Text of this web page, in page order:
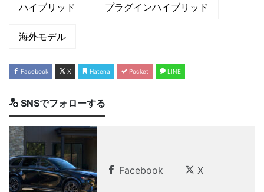
ハイブリッド プラグインハイブリッド
海外モデル
Facebook X Hatena Pocket LINE
SNSでフォローする
Facebook X